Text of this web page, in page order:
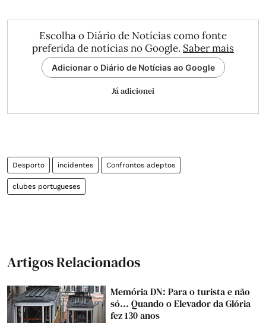
Escolha o Diário de Notícias como fonte
preferida de notícias no Google. Saber mais
Adicionar o Diário de Notícias ao Google
Já adicionei
Desporto incidentes Confrontos adeptos
clubes portugueses
Artigos Relacionados
Memória DN: Para o turista e não
só... Quando o Elevador da Glória
fez 130 anos